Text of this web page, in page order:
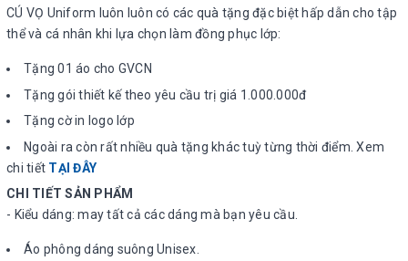
CÚ VỌ Uniform luôn luôn có các quà tặng đặc biệt hấp dẫn cho tập
thể và cá nhân khi lựa chọn làm đồng phục lớp:
Tặng 01 áo cho GVCN
Tặng gói thiết kế theo yêu cầu trị giá 1.000.000đ
Tặng cờ in logo lớp
Ngoài ra còn rất nhiều quà tặng khác tuỳ từng thời điểm. Xem
chi tiết TẠI ĐÂY
CHI TIẾT SẢN PHẨM
- Kiểu dáng: may tất cả các dáng mà bạn yêu cầu.
Áo phông dáng suông Unisex.